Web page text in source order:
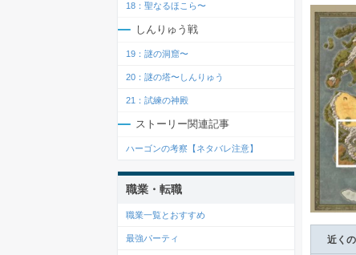
近く
18：聖なるほこら〜
しんりゅう戦
19：謎の洞窟〜
20：謎の塔〜しんりゅう
21：試練の神殿
ストーリー関連記事
ハーゴンの考察【ネタバレ注意】
職業・転職
職業一覧とおすすめ
最強パーティ